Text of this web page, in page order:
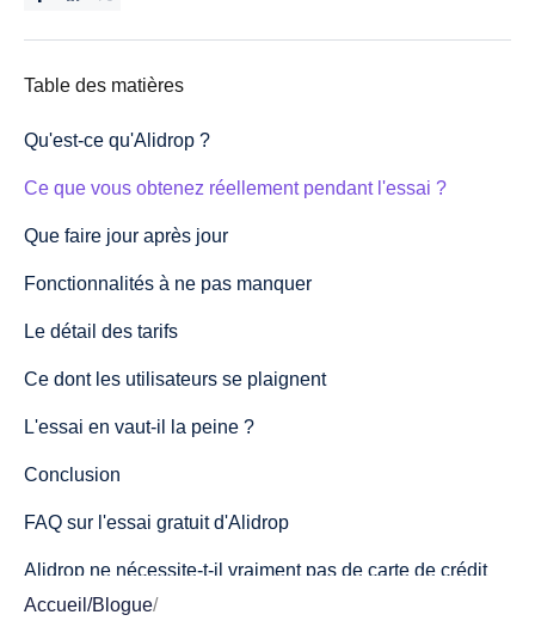
Table des matières
Qu'est-ce qu'Alidrop ?
Ce que vous obtenez réellement pendant l'essai ?
Que faire jour après jour
Fonctionnalités à ne pas manquer
Le détail des tarifs
Ce dont les utilisateurs se plaignent
L'essai en vaut-il la peine ?
Conclusion
FAQ sur l'essai gratuit d'Alidrop
Alidrop ne nécessite-t-il vraiment pas de carte de crédit
pour l'essai ?
Accueil /Blogue/